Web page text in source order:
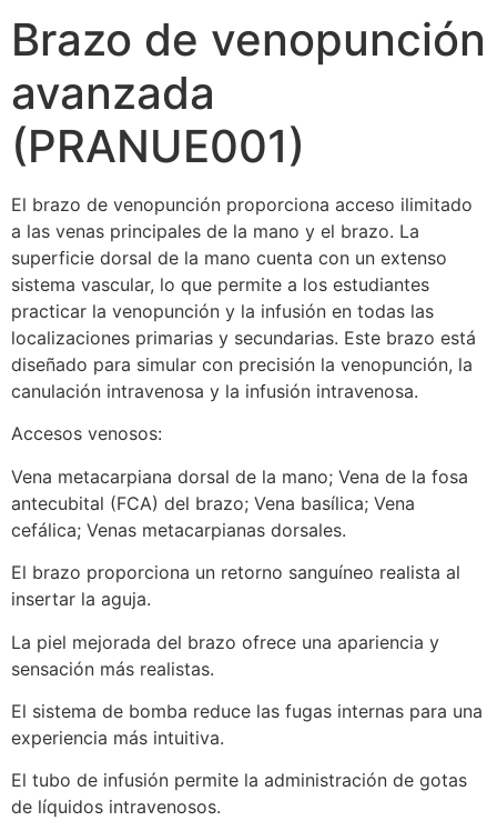
Brazo de venopunción
avanzada
(PRANUE001)
El brazo de venopunción proporciona acceso ilimitado
a las venas principales de la mano y el brazo. La
superficie dorsal de la mano cuenta con un extenso
sistema vascular, lo que permite a los estudiantes
practicar la venopunción y la infusión en todas las
localizaciones primarias y secundarias. Este brazo está
diseñado para simular con precisión la venopunción, la
canulación intravenosa y la infusión intravenosa.
Accesos venosos:
Vena metacarpiana dorsal de la mano; Vena de la fosa
antecubital (FCA) del brazo; Vena basílica; Vena
cefálica; Venas metacarpianas dorsales.
El brazo proporciona un retorno sanguíneo realista al
insertar la aguja.
La piel mejorada del brazo ofrece una apariencia y
sensación más realistas.
El sistema de bomba reduce las fugas internas para una
experiencia más intuitiva.
El tubo de infusión permite la administración de gotas
de líquidos intravenosos.